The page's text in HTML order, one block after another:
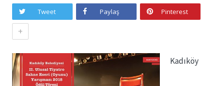
Tweet Paylaş Pinterest
+
Kadıköy